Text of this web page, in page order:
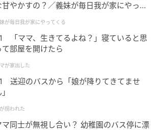
えますか」
家の来客の車と、日付の入った映像
さんの言葉がぴたりと止まりまし
口調が消え、みるみる顔から血の気
撮ってたんですか」
甘やかすの？／義妹が毎日我が家にやって
が毎日我が家にやってくる
「ママ、生きてるよね？」寝ていると思
て部屋を開けたら
が家出した
送迎のバスから「娘が降りてきてませ
拐われた
マ同士が無視し合い？ 幼稚園のバス停に漂